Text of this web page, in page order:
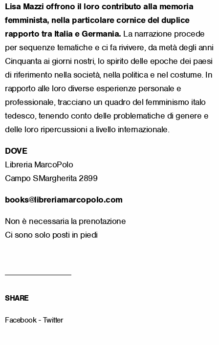
Lisa Mazzi offrono il loro contributo alla memoria
femminista, nella particolare cornice del duplice
rapporto tra Italia e Germania. La narrazione procede
per sequenze tematiche e ci fa rivivere, da metà degli anni
Cinquanta ai giorni nostri, lo spirito delle epoche dei paesi
di riferimento nella società, nella politica e nel costume. In
rapporto alle loro diverse esperienze personale e
professionale, tracciano un quadro del femminismo italo
tedesco, tenendo conto delle problematiche di genere e
delle loro ripercussioni a livello internazionale.
DOVE
Libreria MarcoPolo
Campo SMargherita 2899
books@libreriamarcopolo.com
Non è necessaria la prenotazione
Ci sono solo posti in piedi
SHARE
Facebook - Twitter